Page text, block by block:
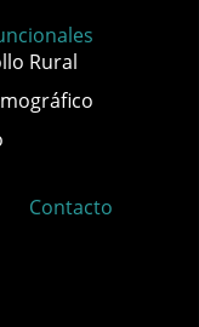
Rural
Contacto